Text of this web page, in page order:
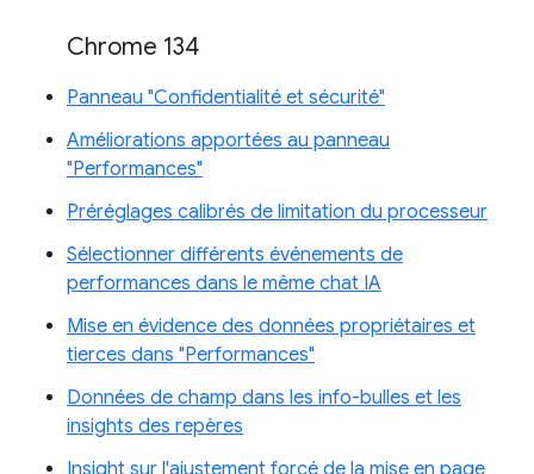
Chrome 134
Panneau "Confidentialité et sécurité"
Améliorations apportées au panneau
"Performances"
Préréglages calibrés de limitation du processeur
Sélectionner différents événements de
performances dans le même chat IA
Mise en évidence des données propriétaires et
tierces dans "Performances"
Données de champ dans les info-bulles et les
insights des repères